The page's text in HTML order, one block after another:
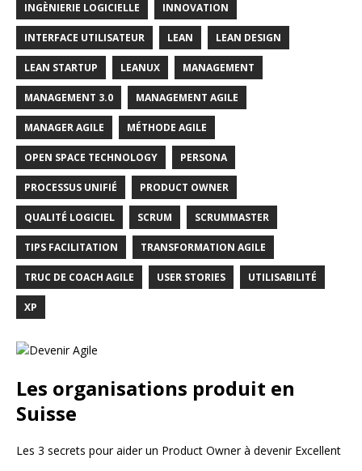
INGÈNIERIE LOGICIELLE INNOVATION
INTERFACE UTILISATEUR LEAN LEAN DESIGN
LEAN STARTUP LEANUX MANAGEMENT
MANAGEMENT 3.0 MANAGEMENT AGILE
MANAGER AGILE MÉTHODE AGILE
OPEN SPACE TECHNOLOGY PERSONA
PROCESSUS UNIFIÉ PRODUCT OWNER
QUALITÉ LOGICIEL SCRUM SCRUMMASTER
TIPS FACILITATION TRANSFORMATION AGILE
TRUC DE COACH AGILE USER STORIES UTILISABILITÉ
XP
Les organisations produit en
Suisse
Les 3 secrets pour aider un Product Owner à devenir Excellent